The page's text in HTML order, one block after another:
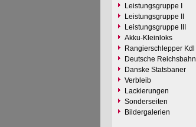
Leistungsgruppe I
Leistungsgruppe II
Leistungsgruppe III
Akku-Kleinloks
Rangierschlepper Kdl
Deutsche Reichsbahn
Danske Statsbaner
Verbleib
Lackierungen
Sonderseiten
Bildergalerien